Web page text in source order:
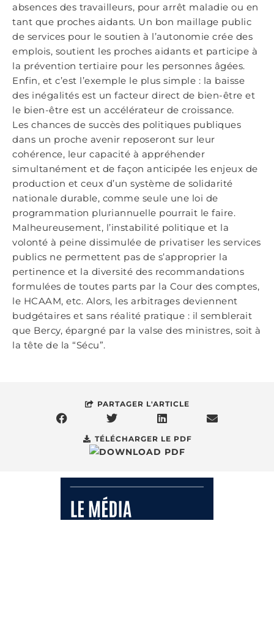
absences des travailleurs, pour arrêt maladie ou en
tant que proches aidants. Un bon maillage public
de services pour le soutien à l’autonomie crée des
emplois, soutient les proches aidants et participe à
la prévention tertiaire pour les personnes âgées.
Enfin, et c’est l’exemple le plus simple : la baisse
des inégalités est un facteur direct de bien-être et
le bien-être est un accélérateur de croissance.
Les chances de succès des politiques publiques
dans un proche avenir reposeront sur leur
cohérence, leur capacité à appréhender
simultanément et de façon anticipée les enjeux de
production et ceux d’un système de solidarité
nationale durable, comme seule une loi de
programmation pluriannuelle pourrait le faire.
Malheureusement, l’instabilité politique et la
volonté à peine dissimulée de privatiser les services
publics ne permettent pas de s’approprier la
pertinence et la diversité des recommandations
formulées de toutes parts par la Cour des comptes,
le HCAAM, etc. Alors, les arbitrages deviennent
budgétaires et sans réalité pratique : il semblerait
que Bercy, épargné par la valse des ministres, soit à
la tête de la “Sécu”.
PARTAGER L'ARTICLE
TÉLÉCHARGER LE PDF